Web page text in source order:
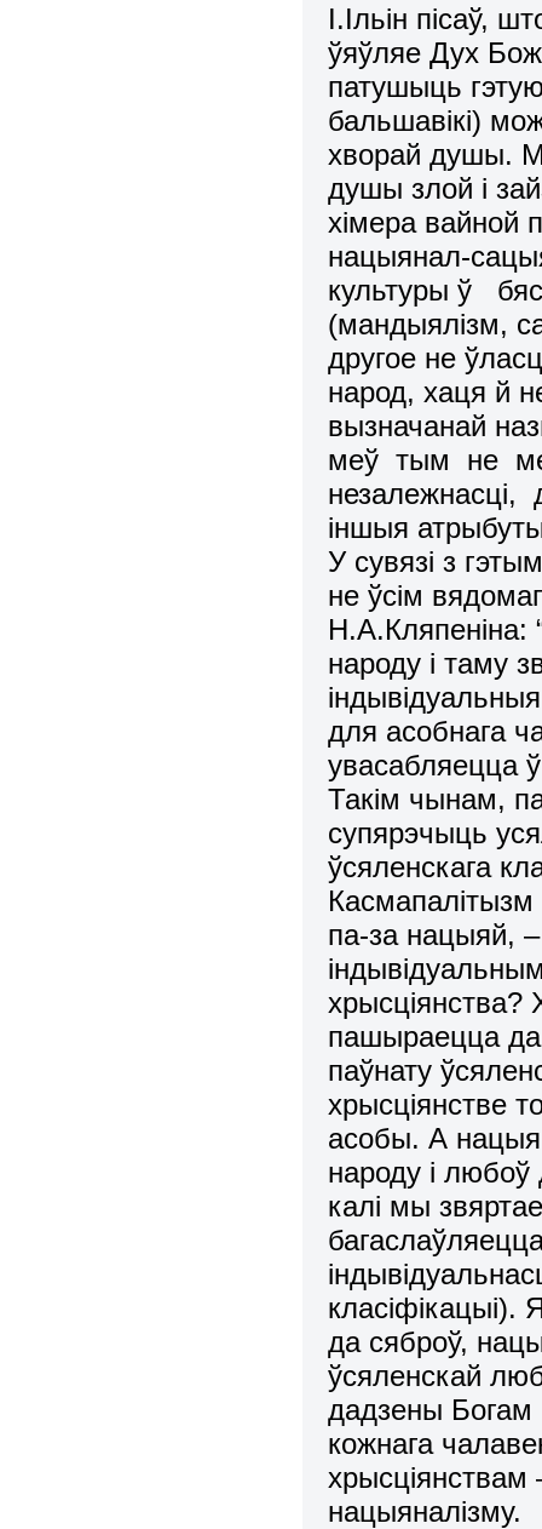
I.Iльiн пiсаў,
ўяўляе Дух
патушыць
бальшавiкi)
хворай душы.
душы злой i
хiмера вайной
нацыянал-
культуры ў
(мандыялiзм,
другое не
народ, хаця й
вызначанай
меў тым не
незалежнасцi,
iншыя
У сувязi з
не ўсiм
Н.А.Кляпенiна:
народу i таму
для асобнага
увасабляецца
Такiм чынам,
супярэчыць
ўсяленскага
па-за нацыяй,
хрысцiянства?
пашыраецца
паўнату
хрысцiянстве
асобы. А
народу i любоў
калi мы
класiфiкацыi).
да сяброў,
ўсяленскай
дадзены Богам
кожнага
хрысцiянствам
нацыяналiзму.